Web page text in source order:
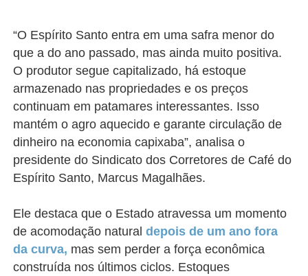
“O Espírito Santo entra em uma safra menor do
que a do ano passado, mas ainda muito positiva.
O produtor segue capitalizado, há estoque
armazenado nas propriedades e os preços
continuam em patamares interessantes. Isso
mantém o agro aquecido e garante circulação de
dinheiro na economia capixaba”, analisa o
presidente do Sindicato dos Corretores de Café do
Espírito Santo, Marcus Magalhães.
Ele destaca que o Estado atravessa um momento
de acomodação naturaldepois de um ano fora
da curva, mas sem perder a força econômica
construída nos últimos ciclos. Estoques